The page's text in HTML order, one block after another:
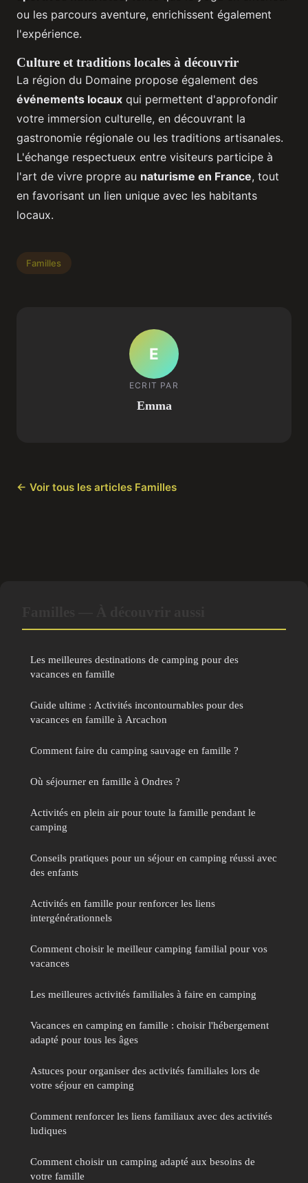
ou les parcours aventure, enrichissent également
l'expérience.
Culture et traditions locales à découvrir
La région du Domaine propose également des
événements locaux qui permettent d'approfondir
votre immersion culturelle, en découvrant la
gastronomie régionale ou les traditions artisanales.
L'échange respectueux entre visiteurs participe à
l'art de vivre propre au naturisme en France, tout
en favorisant un lien unique avec les habitants
locaux.
Familles
E
ECRIT PAR
Emma
← Voir tous les articles Familles
Les meilleures destinations de camping pour des
vacances en famille
Guide ultime : Activités incontournables pour des
vacances en famille à Arcachon
Comment faire du camping sauvage en famille ?
Où séjourner en famille à Ondres ?
Activités en plein air pour toute la famille pendant le
camping
Conseils pratiques pour un séjour en camping réussi avec
des enfants
Activités en famille pour renforcer les liens
intergénérationnels
Comment choisir le meilleur camping familial pour vos
vacances
Les meilleures activités familiales à faire en camping
Vacances en camping en famille : choisir l'hébergement
adapté pour tous les âges
Astuces pour organiser des activités familiales lors de
votre séjour en camping
Comment renforcer les liens familiaux avec des activités
ludiques
Comment choisir un camping adapté aux besoins de
votre famille